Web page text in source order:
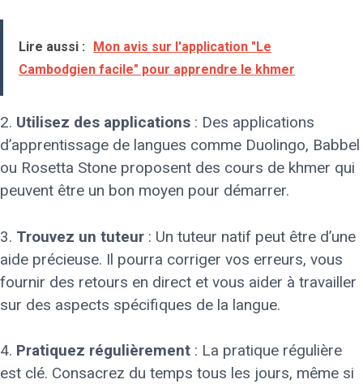
Lire aussi :
Mon avis sur l'application "Le
Cambodgien facile" pour apprendre le khmer
2. Utilisez des applications : Des applications
d’apprentissage de langues comme Duolingo, Babbel
ou Rosetta Stone proposent des cours de khmer qui
peuvent être un bon moyen pour démarrer.
3. Trouvez un tuteur : Un tuteur natif peut être d’une
aide précieuse. Il pourra corriger vos erreurs, vous
fournir des retours en direct et vous aider à travailler
sur des aspects spécifiques de la langue.
4. Pratiquez régulièrement : La pratique régulière
est clé. Consacrez du temps tous les jours, même si